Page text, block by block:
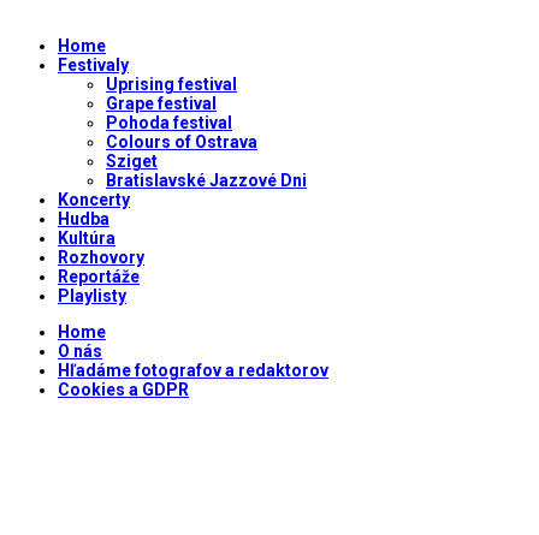
Home
Festivaly
Uprising festival
Grape festival
Pohoda festival
Colours of Ostrava
Sziget
Bratislavské Jazzové Dni
Koncerty
Hudba
Kultúra
Rozhovory
Reportáže
Playlisty
Home
O nás
Hľadáme fotografov a redaktorov
Cookies a GDPR